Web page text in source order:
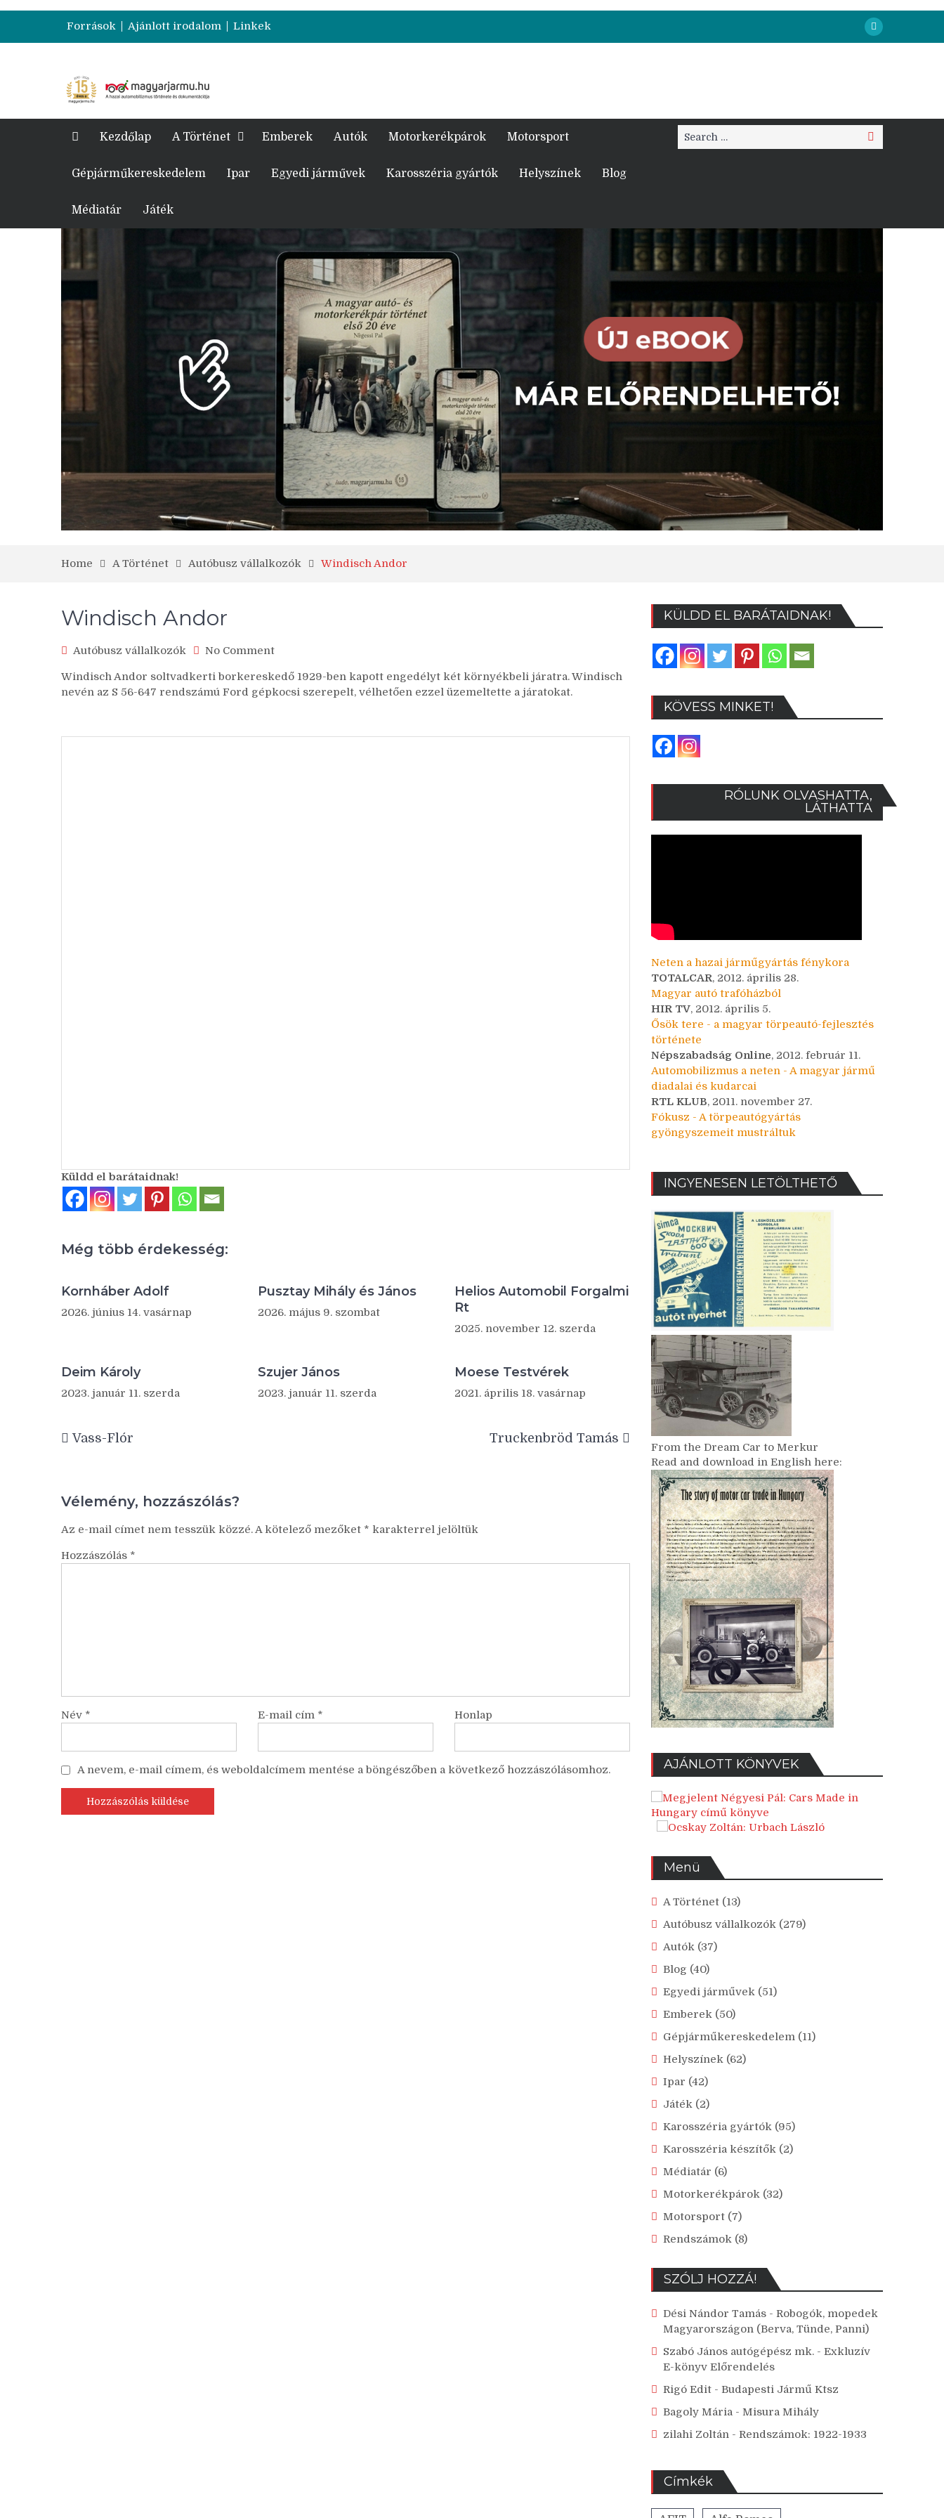
Források Ajánlott irodalom Linkek
Kezdőlap A Történet Emberek Autók Motorkerékpárok Motorsport
Gépjárműkereskedelem Ipar Egyedi járművek Karosszéria gyártók Helyszínek Blog
Médiatár Játék
Home A Történet Autóbusz vállalkozók Windisch Andor
Windisch Andor
Autóbusz vállalkozók No Comment
Windisch Andor soltvadkerti borkereskedő 1929-ben kapott engedélyt két környékbeli járatra. Windisch
nevén az S 56-647 rendszámú Ford gépkocsi szerepelt, vélhetően ezzel üzemeltette a járatokat.
Küldd el barátaidnak!
Még több érdekesség:
Kornháber Adolf
2026. június 14. vasárnap
Pusztay Mihály és János
2026. május 9. szombat
Helios Automobil Forgalmi
Rt
2025. november 12. szerda
Deim Károly
2023. január 11. szerda
Szujer János
2023. január 11. szerda
Moese Testvérek
2021. április 18. vasárnap
Vass-Flór Truckenbröd Tamás
Vélemény, hozzászólás?
Az e-mail címet nem tesszük közzé.A kötelező mezőket * karakterrel jelöltük
Hozzászólás *
Név * E-mail cím * Honlap
A nevem, e-mail címem, és weboldalcímem mentése a böngészőben a következő hozzászólásomhoz.
KÜLDD EL BARÁTAIDNAK!
KÖVESS MINKET!
RÓLUNK OLVASHATTA,
LÁTHATTA
Neten a hazai járműgyártás fénykora
TOTALCAR, 2012. április 28.
Magyar autó trafóházból
HIR TV, 2012. április 5.
Ősök tere - a magyar törpeautó-fejlesztés
története
Népszabadság Online, 2012. február 11.
Automobilizmus a neten - A magyar jármű
diadalai és kudarcai
RTL KLUB, 2011. november 27.
Fókusz - A törpeautógyártás
gyöngyszemeit mustráltuk
INGYENESEN LETÖLTHETŐ
From the Dream Car to Merkur
Read and download in English here:
AJÁNLOTT KÖNYVEK
Menü
A Történet (13)
Autóbusz vállalkozók (279)
Autók (37)
Blog (40)
Egyedi járművek (51)
Emberek (50)
Gépjárműkereskedelem (11)
Helyszínek (62)
Ipar (42)
Játék (2)
Karosszéria gyártók (95)
Karosszéria készítők (2)
Médiatár (6)
Motorkerékpárok (32)
Motorsport (7)
Rendszámok (8)
SZÓLJ HOZZÁ!
Dési Nándor Tamás - Robogók, mopedek
Magyarországon (Berva, Tünde, Panni)
Szabó János autógépész mk. - Exkluzív
E-könyv Előrendelés
Rigó Edit - Budapesti Jármű Ktsz
Bagoly Mária - Misura Mihály
zilahi Zoltán - Rendszámok: 1922-1933
Címkék